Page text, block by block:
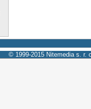
© 1999-2015 Nitemedia s. r.